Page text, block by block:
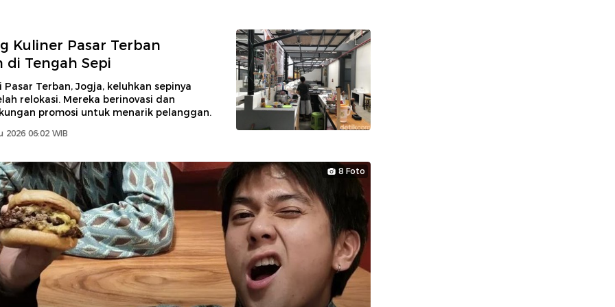
Kuliner Pasar Terban
di Tengah Sepi
Terban, Jogja, keluhkan sepinya
relokasi. Mereka berinovasi dan
promosi untuk menarik pelanggan.
06:02 WIB
8 Foto